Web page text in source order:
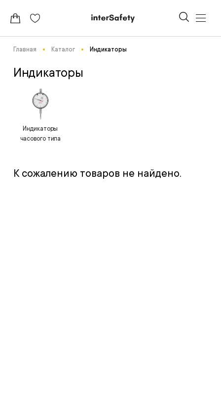
Главная Каталог Индикаторы
Индикаторы
Индикаторы
часового типа
К сожалению товаров не найдено.